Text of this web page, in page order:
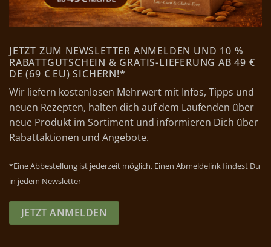
JETZT ZUM NEWSLETTER ANMELDEN UND 10 %
RABATTGUTSCHEIN & GRATIS-LIEFERUNG AB 49 €
DE (69 € EU) SICHERN!*
Wir liefern kostenlosen Mehrwert mit Infos, Tipps und
neuen Rezepten, halten dich auf dem Laufenden über
neue Produkt im Sortiment und informieren Dich über
Rabattaktionen und Angebote.
*Eine Abbestellung ist jederzeit möglich. Einen Abmeldelink findest Du
in jedem Newsletter
JETZT ANMELDEN